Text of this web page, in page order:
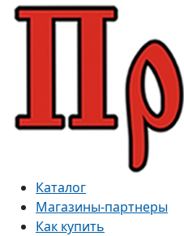
Каталог
Магазины-партнеры
Как купить